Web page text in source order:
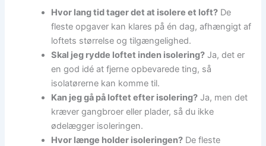
Hvor lang tid tager det at isolere et loft? De
fleste opgaver kan klares på én dag, afhængigt af
loftets størrelse og tilgængelighed.
Skal jeg rydde loftet inden isolering? Ja, det er
en god idé at fjerne opbevarede ting, så
isolatørerne kan komme til.
Kan jeg gå på loftet efter isolering? Ja, men det
kræver gangbroer eller plader, så du ikke
ødelægger isoleringen.
Hvor længe holder isoleringen? De fleste